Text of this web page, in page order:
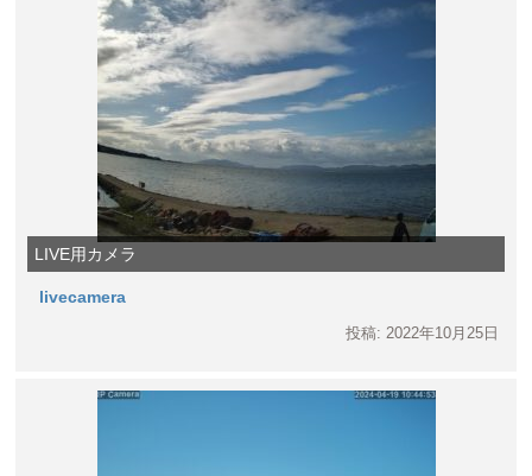
LIVE用カメラ
livecamera
投稿: 2022年10月25日